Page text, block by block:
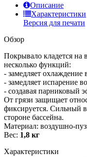
Описание
Характеристики
Версия для печати
Обзор
Покрывало кладется на
несколько функций:
- замедляет охлаждение
- замедляет испарение
- создавая парниковый
От грязи защищает
фиксируется. Сильный
стороне бассейна.
Материал: воздушно-
Вес: 1,8 кг
Характеристики